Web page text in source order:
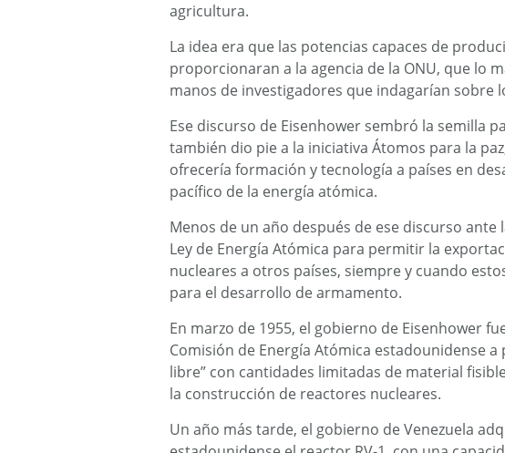
agricultura.
La idea era que las potencias capaces de
proporcionaran a la agencia de la ONU, que lo
manos de investigadores que indagarían sobre
Ese discurso de Eisenhower sembró la semilla
también dio pie a la iniciativa Átomos para la
ofrecería formación y tecnología a países en
pacífico de la energía atómica.
Menos de un año después de ese discurso
Ley de Energía Atómica para permitir la
nucleares a otros países, siempre y cuando
para el desarrollo de armamento.
En marzo de 1955, el gobierno de Eisenhower
Comisión de Energía Atómica estadounidense
libre” con cantidades limitadas de material
la construcción de reactores nucleares.
Un año más tarde, el gobierno de Venezuela